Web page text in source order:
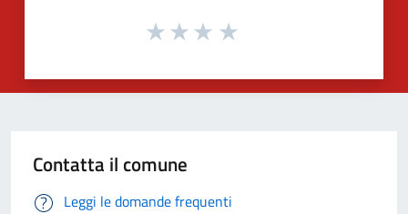
Contatta il comune
Leggi le domande frequenti